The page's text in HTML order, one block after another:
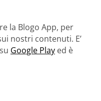
la Blogo App, per
nostri contenuti. E’
Google Play ed è